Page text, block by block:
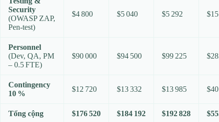
Security
(OWASP ZAP,
Pen‑test)
$4 800 $5 040 $5 292
Personnel
(Dev, QA, PM
– 0.5 FTE)
$90 000 $94 500 $99 225
Contingency
10 %
$12 720 $13 332 $13 985
Tổng cộng $176 520 $184 192 $192 828